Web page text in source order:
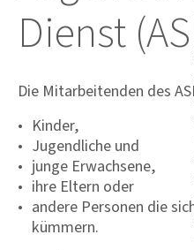
Dienst
Die Mitarbeitenden des
Kinder,
Jugendliche und
junge Erwachsene,
ihre Eltern oder
andere Personen die
kümmern.